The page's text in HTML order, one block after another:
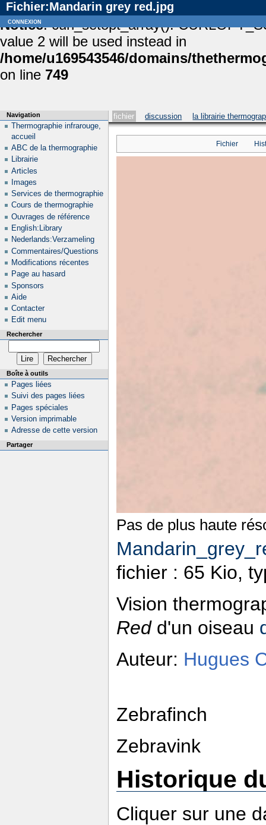
Notice: curl_setopt_array():
value 2 will be used instead in
/home/u169543546/domains/
on line 749
Fichier:Mandarin grey red.jpg
fichier discussion la librairie
Fichier
Pas de plus haute
fichier : 65 Kio,
Vision
Redd'un oiseau
Auteur: Hugues
Zebrafinch
Zebravink
Historique
Cliquer sur une
Navigation
Thermographie infrarouge,
accueil
ABC de la thermographie
Librairie
Articles
Images
Services de thermographie
Cours de thermographie
Ouvrages de référence
English:Library
Nederlands:Verzameling
Commentaires/Questions
Modifications récentes
Page au hasard
Sponsors
Aide
Contacter
Edit menu
Rechercher
Boîte à outils
Pages liées
Suivi des pages liées
Pages spéciales
Version imprimable
Adresse de cette version
Partager
connexion